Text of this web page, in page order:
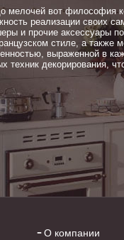
вот философия
реализации своих
и прочие аксессуары
стиле, а также
выраженной в
техник декорирования,
О компании